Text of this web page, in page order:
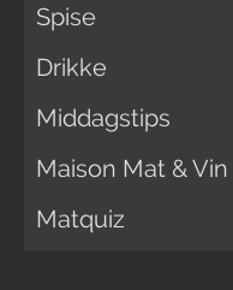
Spise
Drikke
Middagstips
Maison Mat & Vin
Matquiz